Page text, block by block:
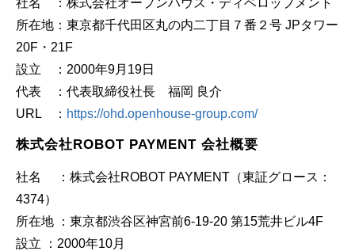
社名 ：株式会社オープンハウス・ディベロップメント
所在地：東京都千代田区丸の内二丁目７番２号 JPタワー
20F・21F
設立 ：2000年9月19日
代表 ：代表取締役社長 福岡 良介
URL ： https://ohd.openhouse-group.com/
株式会社ROBOT PAYMENT 会社概要
社名 ：株式会社ROBOT PAYMENT（東証グロース：
4374）
所在地 ：東京都渋谷区神宮前6-19-20 第15荒井ビル4F
設立 ：2000年10月